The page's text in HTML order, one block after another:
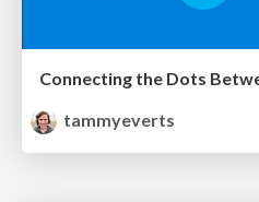
tammyeverts